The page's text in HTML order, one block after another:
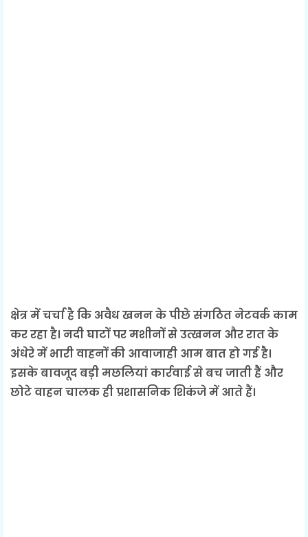
क्षेत्र में चर्चा है कि अवैध खनन के पीछे संगठित नेटवर्क काम
कर रहा है। नदी घाटों पर मशीनों से उत्खनन और रात के
अंधेरे में भारी वाहनों की आवाजाही आम बात हो गई है।
इसके बावजूद बड़ी मछलियां कार्रवाई से बच जाती हैं और
छोटे वाहन चालक ही प्रशासनिक शिकंजे में आते हैं।